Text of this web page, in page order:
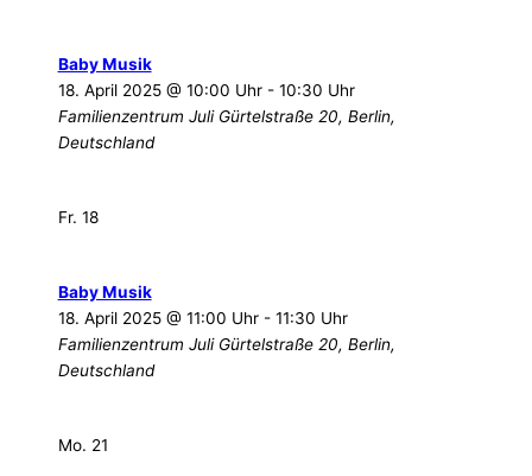
Baby Musik
18. April 2025 @ 10:00 Uhr- 10:30 Uhr
Familienzentrum Juli Gürtelstraße 20, Berlin,
Deutschland
Fr. 18
Baby Musik
18. April 2025 @ 11:00 Uhr- 11:30 Uhr
Familienzentrum Juli Gürtelstraße 20, Berlin,
Deutschland
Mo. 21